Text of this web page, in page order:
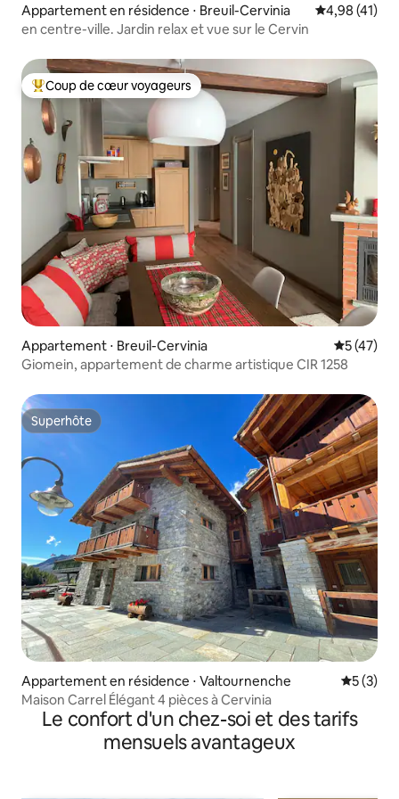
Appartement en résidence ⋅ Breuil-Cervinia Évaluation
4,98 (41)
en centre-ville. Jardin relax et vue sur le Cervin
Coups de cœur voyageurs les plus appréciés
Coup de cœur voyageurs
Appartement ⋅ Breuil-Cervinia
5 (47)
Giomein, appartement de charme artistique CIR 1258
Superhôte
Superhôte
Appartement en résidence ⋅ Valtournenche
5 (3)
Maison Carrel Élégant 4 pièces à Cervinia
Le confort d'un chez-soi et des tarifs
mensuels avantageux